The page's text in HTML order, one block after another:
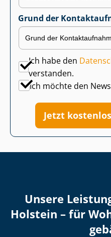
Grund der
Ich habe den
verstanden.
Ich möchte den
Jetzt
Unsere
Holstein – für